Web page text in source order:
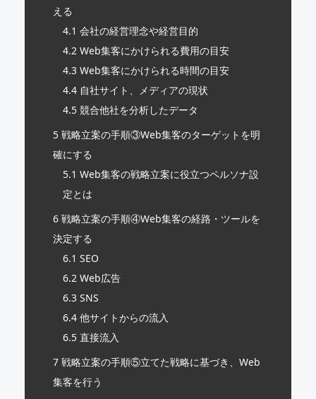
える
4.1 会社の経営理念や経営目的
4.2Web集客にかけられる費用の目安
4.3Web集客にかけられる時間の目安
4.4自社サイト、メディアの現状
4.5競合他社を分析したデータ
5戦略立案の手順③Web集客のターゲットを明
確にする
5.1 Web集客の戦略立案に役立つペルソナ設
定とは
6戦略立案の手順④Web集客の経路・ツールを
決定する
6.1 SEO
6.2Web広告
6.3SNS
6.4他サイトからの流入
6.5直接流入
7戦略立案の手順⑤立てた戦略に基づき、Web
集客を行う